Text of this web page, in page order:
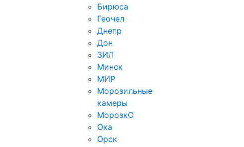
Бирюса
Геочел
Днепр
Дон
ЗИЛ
Минск
МИР
Морозильные
камеры
МорозкО
Ока
Орск